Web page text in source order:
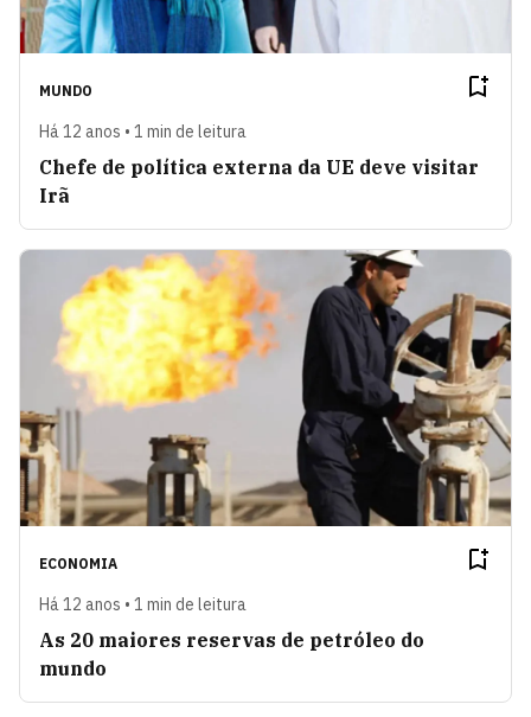
MUNDO
Há 12 anos • 1 min de leitura
Chefe de política externa da UE deve visitar
Irã
ECONOMIA
Há 12 anos • 1 min de leitura
As 20 maiores reservas de petróleo do
mundo